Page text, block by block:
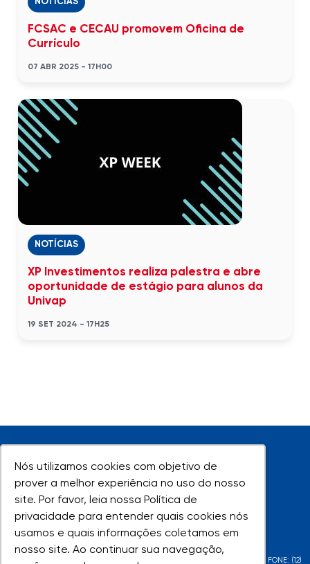
Nós utilizamos cookies com objetivo de
prover a melhor experiência no uso do nosso
site. Por favor, leia nossa Política de
privacidade para entender quais cookies nós
usamos e quais informações coletamos em
nosso site. Ao continuar sua navegação,
Nós utilizamos cookies com objetivo de
prover a melhor experiência no uso do nosso
site. Por favor, leia nossa Política de
privacidade para entender quais cookies nós
usamos e quais informações coletamos em
nosso site. Ao continuar sua navegação,
FCSAC e CECAU promovem Oficina de
Currículo
07 ABR 2025 - 17H00
NOTÍCIAS
XP Investimentos realiza palestra e abre
oportunidade de estágio para alunos da
Univap
19 SET 2024 - 17H25
UNIVAP - Todos os direitos reservados
AV. SHISHIMA HIFUMI, 2911 - URBANOVA - SÃO JOSÉ DOS CAMPOS - SP - FONE: (12)